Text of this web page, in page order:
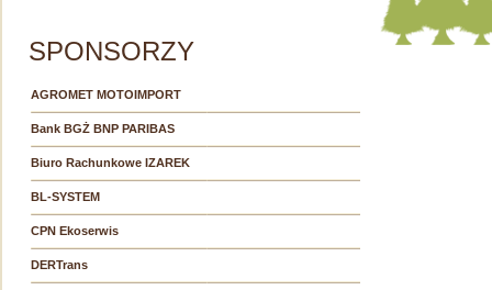
SPONSORZY
AGROMET MOTOIMPORT
Bank BGŻ BNP PARIBAS
Biuro Rachunkowe IZAREK
BL-SYSTEM
CPN Ekoserwis
DERTrans